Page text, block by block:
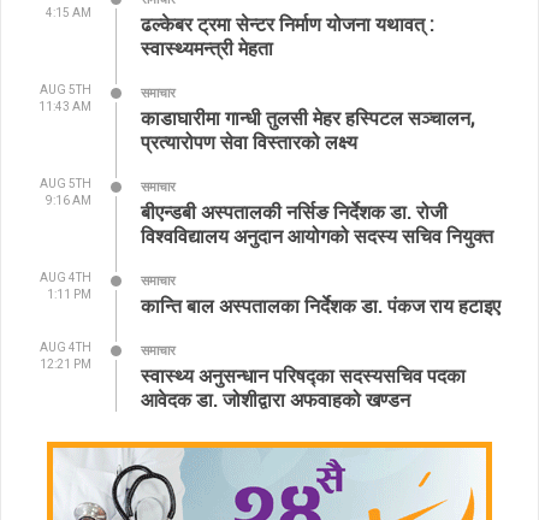
4:15 AM
ढल्केबर ट्रमा सेन्टर निर्माण योजना यथावत् :
स्वास्थ्यमन्त्री मेहता
AUG 5TH
11:43 AM
समाचार
काडाघारीमा गान्धी तुलसी मेहर हस्पिटल सञ्चालन,
प्रत्यारोपण सेवा विस्तारको लक्ष्य
AUG 5TH
9:16 AM
समाचार
बीएन्डबी अस्पतालकी नर्सिङ निर्देशक डा. रोजी
विश्वविद्यालय अनुदान आयोगको सदस्य सचिव नियुक्त
AUG 4TH
1:11 PM
समाचार
कान्ति बाल अस्पतालका निर्देशक डा. पंकज राय हटाइए
AUG 4TH
12:21 PM
समाचार
स्वास्थ्य अनुसन्धान परिषद्का सदस्यसचिव पदका
आवेदक डा. जोशीद्वारा अफवाहको खण्डन